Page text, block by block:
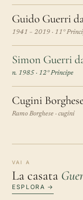
Guido Guerri
1941 – 2019 · 11°
Simon Guerri
n. 1985 · 12° Principe
Cugini
Ramo Borghese · cugini
VAI A
La casata
ESPLORA →